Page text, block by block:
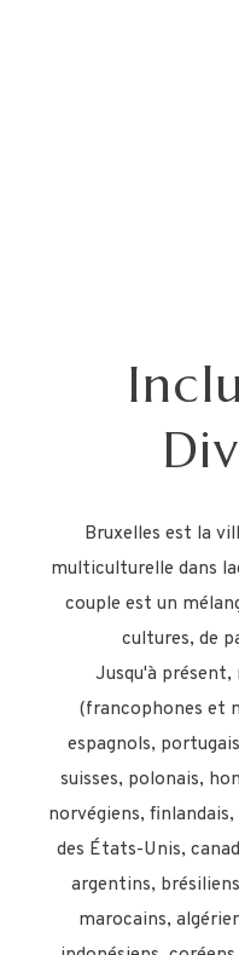
Bruxelles est la
multiculturelle dans
couple est un
cultures, de
Jusqu'à présent,
(francophones et
espagnols,
suisses, polonais,
norvégiens,
des États-Unis,
argentins,
marocains,